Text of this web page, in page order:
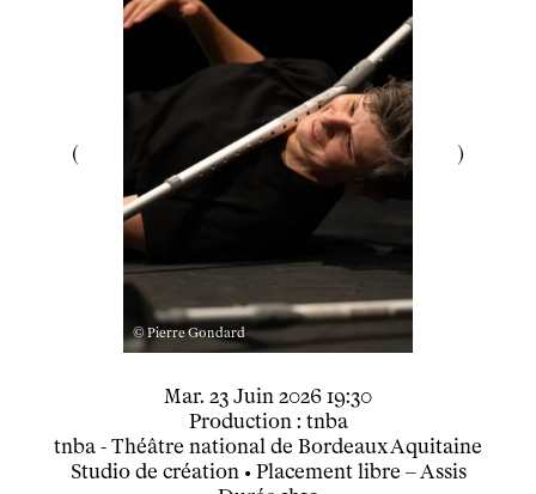
© Pierre Gondard
mardi
Mar. 23 juin
Juin 2026 19:30
Production : tnba
tnba - Théâtre national de Bordeaux Aquitaine
Studio de création • Placement libre – Assis
Venir en groupe
Découvrir
Le théâtre
tnba, centre dramatique national
Artiste directrice
Artistes associé·es
Salles
Librairie
L'école
Formation supérieure
Les Promotions
Classe Égalité
Stages de théâtre gratuits